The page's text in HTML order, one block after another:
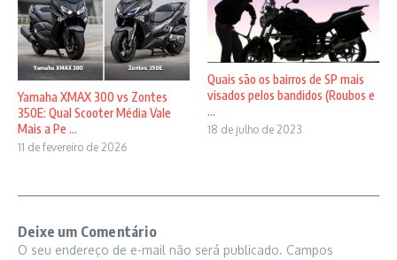
Yamaha XMAX 300 vs Zontes
350E: Qual Scooter Média Vale
Mais a Pe ...
11 de fevereiro de 2026
Quais são os bairros de SP mais
visados pelos bandidos (Roubos e
...
18 de julho de 2023
Deixe um Comentário
O seu endereço de e-mail não será publicado. Campos